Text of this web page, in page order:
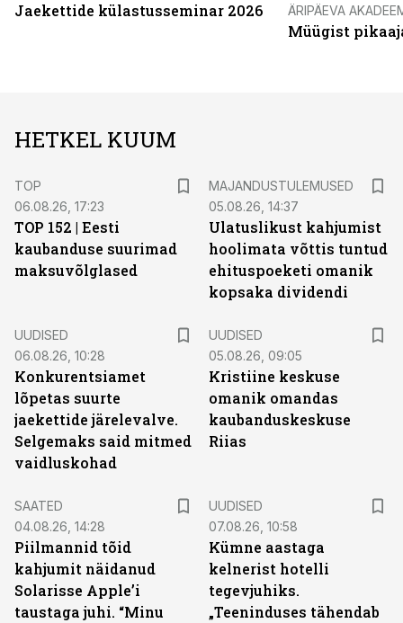
Jaekettide külastusseminar 2026 ÄRIPÄEVA
Müügist
HETKEL KUUM
TOP
06.08.26, 17:23
TOP 152 | Eesti
kaubanduse suurimad
maksuvõlglased
MAJANDUSTULEMUSED
05.08.26, 14:37
Ulatuslikust kahjumist
hoolimata võttis tuntud
ehituspoeketi omanik
kopsaka dividendi
UUDISED
06.08.26, 10:28
Konkurentsiamet
lõpetas suurte
jaekettide järelevalve.
Selgemaks said mitmed
vaidluskohad
UUDISED
05.08.26, 09:05
Kristiine keskuse
omanik omandas
kaubanduskeskuse
Riias
SAATED
04.08.26, 14:28
Piilmannid tõid
kahjumit näidanud
Solarisse Apple’i
taustaga juhi. “Minu
UUDISED
07.08.26, 10:58
Kümne aastaga
kelnerist hotelli
tegevjuhiks.
„Teeninduses tähendab